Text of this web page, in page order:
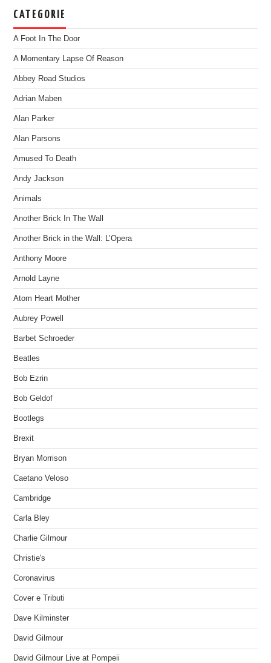
CATEGORIE
A Foot In The Door
A Momentary Lapse Of Reason
Abbey Road Studios
Adrian Maben
Alan Parker
Alan Parsons
Amused To Death
Andy Jackson
Animals
Another Brick In The Wall
Another Brick in the Wall: L’Opera
Anthony Moore
Arnold Layne
Atom Heart Mother
Aubrey Powell
Barbet Schroeder
Beatles
Bob Ezrin
Bob Geldof
Bootlegs
Brexit
Bryan Morrison
Caetano Veloso
Cambridge
Carla Bley
Charlie Gilmour
Christie's
Coronavirus
Cover e Tributi
Dave Kilminster
David Gilmour
David Gilmour Live at Pompeii